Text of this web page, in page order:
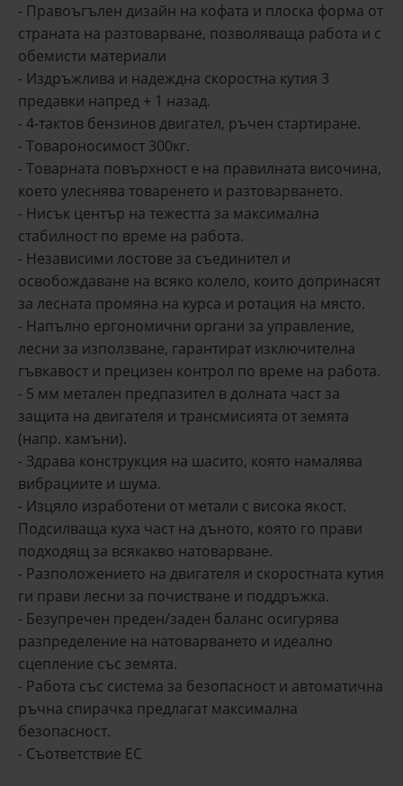
- Правоъгълен дизайн на кофата и плоска форма от
страната на разтоварване, позволяваща работа и с
обемисти материали
- Издръжлива и надеждна скоростна кутия 3
предавки напред + 1 назад.
- 4-тактов бензинов двигател, ръчен стартиране.
- Товароносимост 300кг.
- Товарната повърхност е на правилната височина,
което улеснява товаренето и разтоварването.
- Нисък център на тежестта за максимална
стабилност по време на работа.
- Независими лостове за съединител и
освобождаване на всяко колело, които допринасят
за лесната промяна на курса и ротация на място.
- Напълно ергономични органи за управление,
лесни за използване, гарантират изключителна
гъвкавост и прецизен контрол по време на работа.
- 5 мм метален предпазител в долната част за
защита на двигателя и трансмисията от земята
(напр. камъни).
- Здрава конструкция на шасито, която намалява
вибрациите и шума.
- Изцяло изработени от метали с висока якост.
Подсилваща куха част на дъното, която го прави
подходящ за всякакво натоварване.
- Разположението на двигателя и скоростната кутия
ги прави лесни за почистване и поддръжка.
- Безупречен преден/заден баланс осигурява
разпределение на натоварването и идеално
сцепление със земята.
- Работа със система за безопасност и автоматична
ръчна спирачка предлагат максимална
безопасност.
- Съответствие ЕС